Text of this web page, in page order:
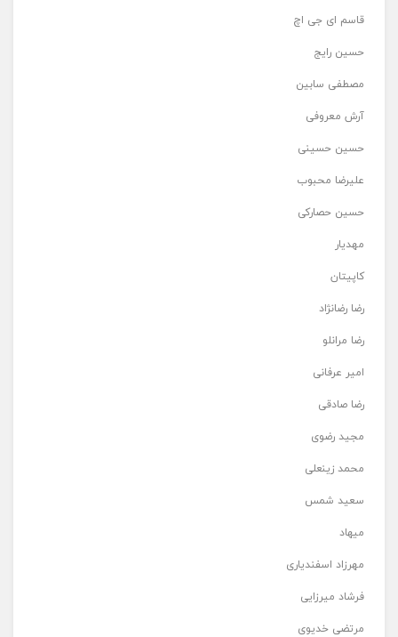
قاسم ای جی اچ
حسین رایج
مصطفی سابین
آرش معروفی
حسین حسینی
علیرضا محبوب
حسین حصارکی
مهدیار
کاپیتان
رضا رضانژاد
رضا مرانلو
امیر عرفانی
رضا صادقی
مجید رضوی
محمد زینعلی
سعید شمس
میهاد
مهرزاد اسفندیاری
فرشاد میرزایی
مرتضی خدیوی